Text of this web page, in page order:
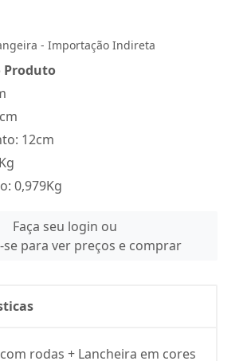
- Importação Indireta
Produto
12cm
0,979Kg
Faça seu login ou
se para ver preços e comprar
rodas + Lancheira em cores